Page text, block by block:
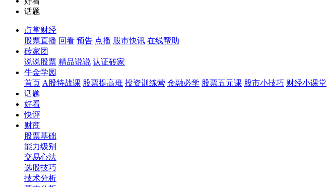
话题
点掌财经
股票直播 回看 预告 点播 股市快讯 在线帮助
砖家团
说说股票 精品说说 认证砖家
牛金学园
首页 A股特战课 股票提高班 投资训练营 金融必学 股票五元课 股市小技巧 财经小课堂
话题
好看
快评
财商
股票基础
能力级别
交易心法
选股技巧
技术分析